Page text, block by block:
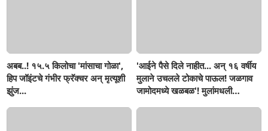
अबब..! १५.५ किलोचा 'मांसाचा गोळा',
हिप जॉइंटचे गंभीर फ्रॅक्चर अन् मृत्यूशी
झुंज...
'आईने पैसे दिले नाहीत... अन् १६ वर्षीय
मुलाने उचलले टोकाचे पाऊल! जळगाव
जामोदमध्ये खळबळ'! मुलांमधली